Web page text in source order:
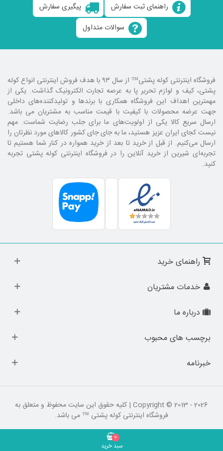
راهنمای ثبت سفارش
پیگیری سفارش
سوالات متداول
فروشگاه اینترنتی کوله پشتی
™ از سال ۹۳ با هدف فروش اینترنتی انواع کوله
پشتی، کیف و لوازم تحریر پا به عرصه تجارت الکترونیک گذاشت. یکی از
مهمترین اهداف این فروشگاه همکاری با برند‌ها و تولیدکننده‌های داخلی
جهت عرضه محصولات با کیفیت با قیمت مناسب به مشتریان می باشد.
ارسال سریع کالا یکی از اولویت‌های ما برای جلب رضایت شماست. مهم
نیست کجای ایران عزیز هستید، ما به جای جای کشور کالا‌های مورد نظرتان را
ارسال می‌کنیم. از قبل از خرید تا بعد از خرید همواره در کنار شما هستیم تا
تجربه‌ای شیرین از خرید آنلاین را در فروشگاه اینترنتی کوله پشتی تجربه
کنید.
راهنمای خرید
خدمات مشتریان
درباره ما
برچسب های محبوب
خبرنامه
Copyright © 2013 - 2026 | کلیه حقوق این سایت محفوظ و متعلق به
فروشگاه اینترنتی کوله پشتی ™ می باشد.
سبد خرید
0